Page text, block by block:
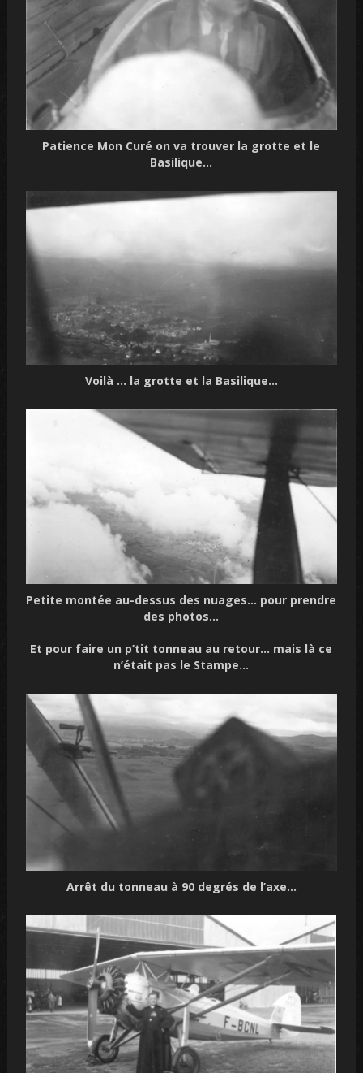
Patience Mon Curé on va trouver la grotte et le
Basilique…
Voilà … la grotte et la Basilique…
Petite montée au-dessus des nuages… pour prendre
des photos…
Et pour faire un p’tit tonneau au retour… mais là ce
n’était pas le Stampe…
Arrêt du tonneau à 90 degrés de l’axe…